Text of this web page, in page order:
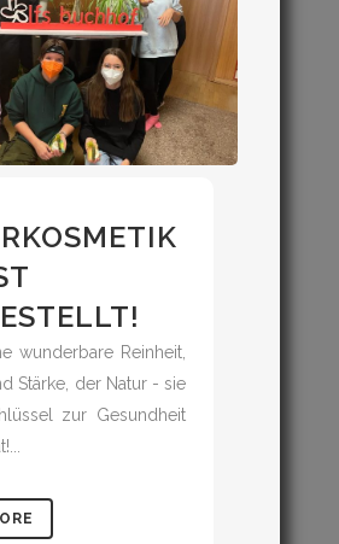
wunderbare Reinheit,
Stärke, der Natur - sie
zur Gesundheit